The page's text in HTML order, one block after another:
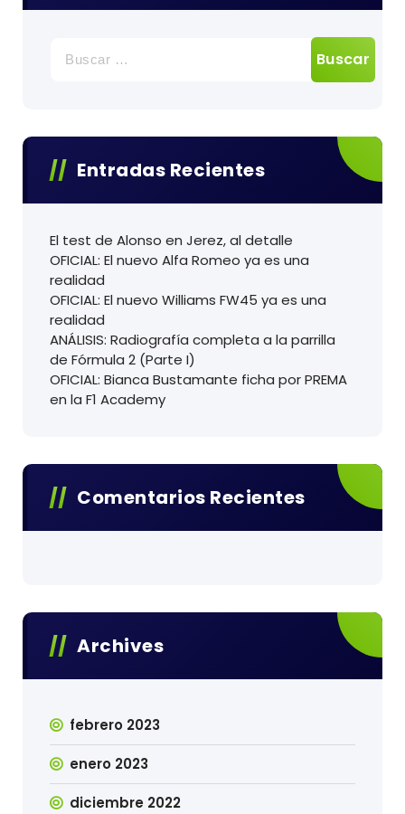
Entradas Recientes
El test de Alonso en Jerez, al detalle
OFICIAL: El nuevo Alfa Romeo ya es una
realidad
OFICIAL: El nuevo Williams FW45 ya es una
realidad
ANÁLISIS: Radiografía completa a la parrilla
de Fórmula 2 (Parte I)
OFICIAL: Bianca Bustamante ficha por PREMA
en la F1 Academy
Comentarios Recientes
Archives
febrero 2023
enero 2023
diciembre 2022